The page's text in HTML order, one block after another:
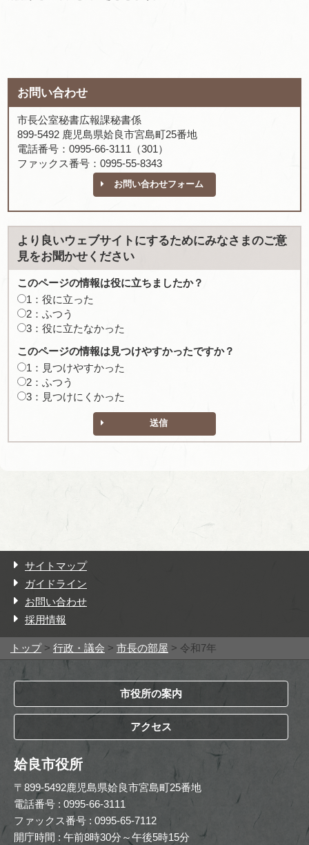
お問い合わせ
市長公室秘書広報課秘書係
899-5492 鹿児島県姶良市宮島町25番地
電話番号：0995-66-3111（301）
ファックス番号：0995-55-8343
お問い合わせフォーム
より良いウェブサイトにするためにみなさまのご意
見をお聞かせください
このページの情報は役に立ちましたか？
1：役に立った
2：ふつう
3：役に立たなかった
このページの情報は見つけやすかったですか？
1：見つけやすかった
2：ふつう
3：見つけにくかった
送信
サイトマップ
ガイドライン
お問い合わせ
採用情報
トップ> 行政・議会 > 市長の部屋 > 令和7年
市役所の案内
アクセス
姶良市役所
〒899-5492鹿児島県姶良市宮島町25番地
電話番号 : 0995-66-3111
ファックス番号 : 0995-65-7112
開庁時間 : 午前8時30分～午後5時15分